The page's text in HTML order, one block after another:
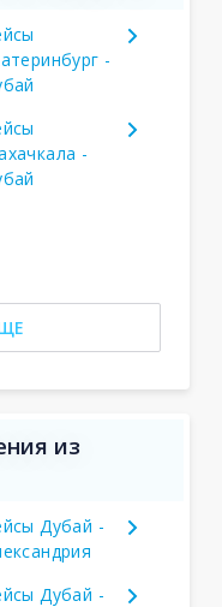
-
-
из
Дубай -
Дубай -